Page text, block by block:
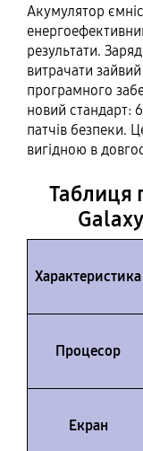
Акумулятор
результати.
витрачати
програмного
новий стандарт:
патчів безпеки.
вигідною в
Таблиця
Характеристика
Процесор
Екран